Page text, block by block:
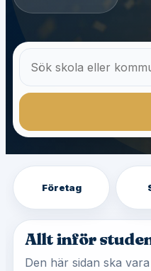
Företag
Allt inför
Den här sidan ska